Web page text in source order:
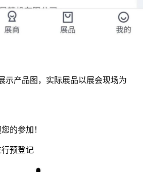
示产品图，实际展品以展会现场为
的参加！
预登记